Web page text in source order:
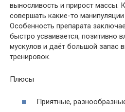
выносливость и прирост массы.
совершать какие-то
Особенность препарата
быстро усваивается, позитивно
мускулов и даёт большой запас
тренировок.
Плюсы
Приятные,